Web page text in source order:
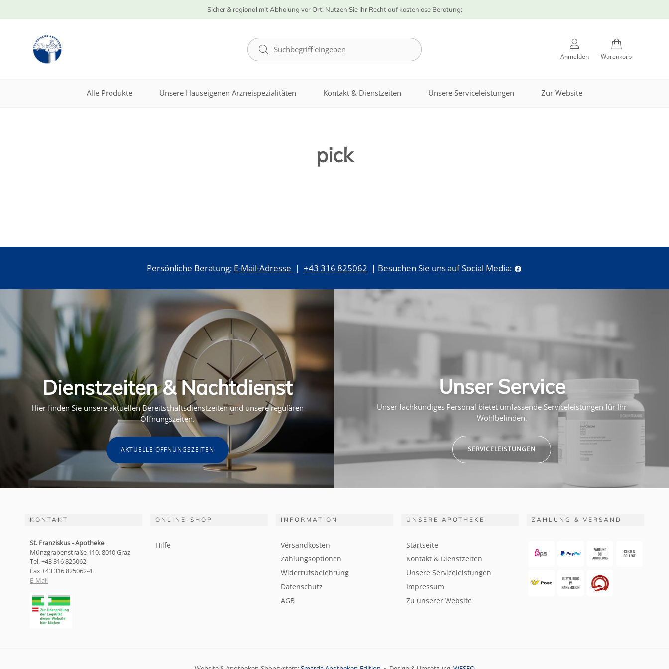
Sicher & regional mit Abholung vor Ort! Nutzen Sie Ihr Recht auf kostenlose Beratung:
Anmelden Warenkorb
Alle Produkte Unsere Hauseigenen Arzneispezialitäten Kontakt & Dienstzeiten Unsere Serviceleistungen Zur Website
pick
Persönliche Beratung: E-Mail-Adresse | +43 316 825062 | Besuchen Sie uns auf Social Media:
Dienstzeiten & Nachtdienst
Hier finden Sie unsere aktuellen Bereitschaftsdienstzeiten und unsere regulären
Öffnungszeiten.
AKTUELLE ÖFFNUNGSZEITEN
Unser Service
Unser fachkundiges Personal bietet umfassende Serviceleistungen für Ihr
Wohlbefinden.
SERVICELEISTUNGEN
KONTAKT
St. Franziskus - Apotheke
Münzgrabenstraße 110, 8010 Graz
Tel. +43 316 825062
Fax +43 316 825062-4
E-Mail
ONLINE-SHOP
Hilfe
INFORMATION
Versandkosten
Zahlungsoptionen
Widerrufsbelehrung
Datenschutz
AGB
UNSERE APOTHEKE
Startseite
Kontakt & Dienstzeiten
Unsere Serviceleistungen
Impressum
Zu unserer Website
ZAHLUNG & VERSAND